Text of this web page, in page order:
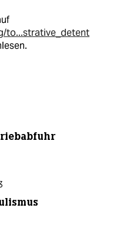
to...strative_detent